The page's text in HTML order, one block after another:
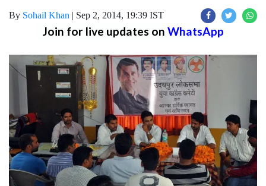
By Sohail Khan | Sep 2, 2014, 19:39 IST
Join for live updates on WhatsApp